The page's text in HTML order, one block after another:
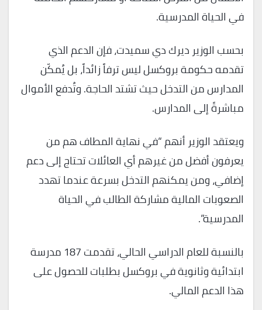
في الحياة المدرسية.
بحسب الوزير ديرك دي سميدت، فإن الدعم الذي
تقدمه حكومة بروكسل ليس ترفاً زائداً، بل يُمكّن
المدارس من التدخل حيث تشتد الحاجة. وتُدفع الأموال
مباشرةً إلى المدارس.
ويعتقد الوزير أنهم “في نهاية المطاف هم من
يعرفون أفضل من غيرهم أي العائلات تحتاج إلى دعم
إضافي، ومن يمكنهم التدخل بسرعة عندما تهدد
الصعوبات المالية مشاركة الطالب في الحياة
المدرسية”.
بالنسبة للعام الدراسي الحالي، تقدمت 187 مدرسة
ابتدائية وثانوية في بروكسل بطلبات للحصول على
هذا الدعم المالي.